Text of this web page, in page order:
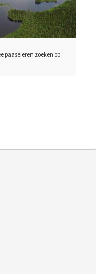
paaseieren zoeken op